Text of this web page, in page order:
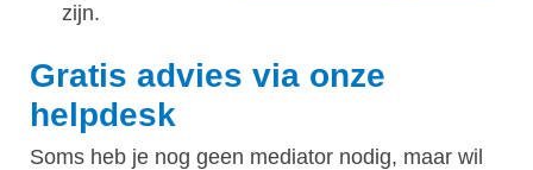
zijn.
Gratis advies via onze
helpdesk
Soms heb je nog geen mediator nodig, maar wil